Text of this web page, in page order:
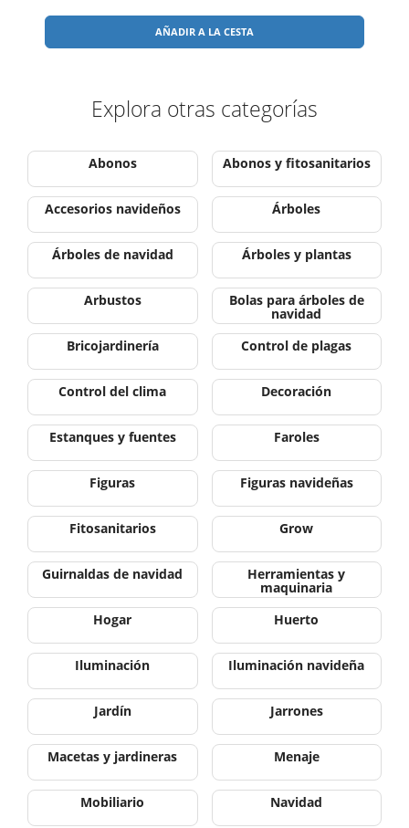
AÑADIR A LA CESTA
Explora otras categorías
Abonos Abonos y fitosanitarios
Accesorios navideños Árboles
Árboles de navidad Árboles y plantas
Arbustos Bolas para árboles de
navidad
Bricojardinería
Control de plagas
Control del clima Decoración
Estanques y fuentes Faroles
Figuras Figuras navideñas
Fitosanitarios Grow
Guirnaldas de navidad Herramientas y
maquinaria
Hogar
Huerto
Iluminación Iluminación navideña
Jardín Jarrones
Macetas y jardineras Menaje
Mobiliario Navidad